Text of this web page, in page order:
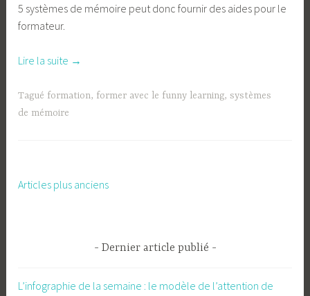
5 systèmes de mémoire peut donc fournir des aides pour le
formateur.
Lire la suite « L’infographie
la
systèmes
→
Tagué formation, former avec le funny learning,systèmes
de mémoire
Navigation
Articles plus anciens
Dernier article publié
L’infographie de la semaine : le modèle de l’attention de